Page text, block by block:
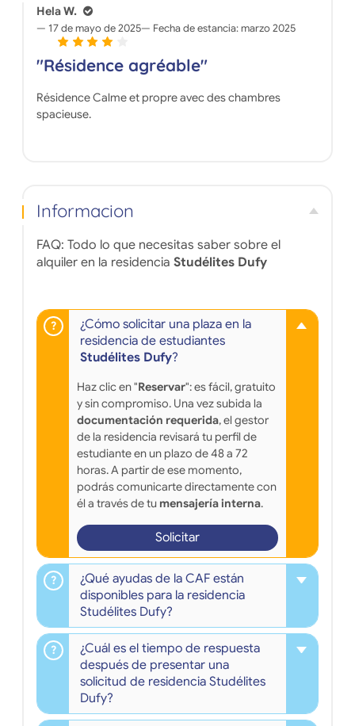
Hela W.
17 de mayo de 2025 Fecha de estancia:marzo 2025
"Résidence agréable"
Résidence Calme et propre avec des chambres
spacieuse.
Informacion
FAQ: Todo lo que necesitas saber sobre el
alquiler en la residencia Studélites Dufy
¿Cómo solicitar una plaza en la
residencia de estudiantes
Studélites Dufy?
Haz clic en "Reservar": es fácil, gratuito
y sin compromiso. Una vez subida la
documentación requerida, el gestor
de la residencia revisará tu perfil de
estudiante en un plazo de 48 a 72
horas. A partir de ese momento,
podrás comunicarte directamente con
él a través de tu mensajería interna.
Solicitar
¿Qué ayudas de la CAF están
disponibles para la residencia
Studélites Dufy?
¿Cuál es el tiempo de respuesta
después de presentar una
solicitud de residencia Studélites
Dufy?